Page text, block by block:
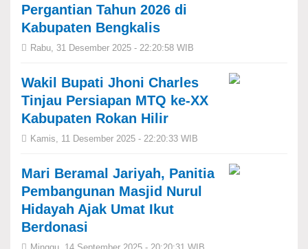
Pergantian Tahun 2026 di
Kabupaten Bengkalis
Rabu, 31 Desember 2025 - 22:20:58 WIB
Wakil Bupati Jhoni Charles
Tinjau Persiapan MTQ ke-XX
Kabupaten Rokan Hilir
Kamis, 11 Desember 2025 - 22:20:33 WIB
Mari Beramal Jariyah, Panitia
Pembangunan Masjid Nurul
Hidayah Ajak Umat Ikut
Berdonasi